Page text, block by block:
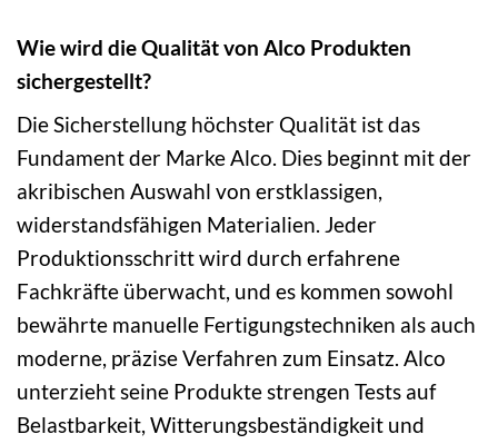
Wie wird die Qualität von Alco Produkten
sichergestellt?
Die Sicherstellung höchster Qualität ist das
Fundament der Marke Alco. Dies beginnt mit der
akribischen Auswahl von erstklassigen,
widerstandsfähigen Materialien. Jeder
Produktionsschritt wird durch erfahrene
Fachkräfte überwacht, und es kommen sowohl
bewährte manuelle Fertigungstechniken als auch
moderne, präzise Verfahren zum Einsatz. Alco
unterzieht seine Produkte strengen Tests auf
Belastbarkeit, Witterungsbeständigkeit und